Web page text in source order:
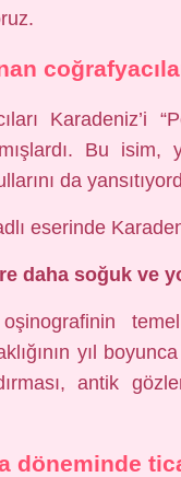
Karadeniz’i
Bu
da
eserinde
daha soğuk ve
yıl
antik
döneminde